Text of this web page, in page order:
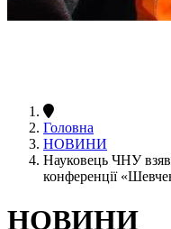
Головна
НОВИНИ
Науковець ЧНУ взяв
конференції
НОВИНИ